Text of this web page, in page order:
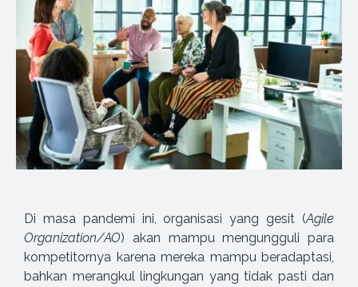
Di masa pandemi ini, organisasi yang gesit (Agile
Organization/AO) akan mampu mengungguli para
kompetitornya karena mereka mampu beradaptasi,
bahkan merangkul lingkungan yang tidak pasti dan